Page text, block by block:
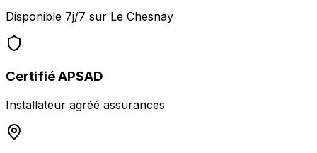
Disponible 7j/7 sur Le Chesnay
Certifié APSAD
Installateur agréé assurances